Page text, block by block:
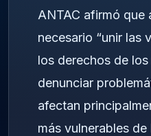
ANTAC afirmó que
necesario “unir las
los derechos de
denunciar
afectan
más vulnerables